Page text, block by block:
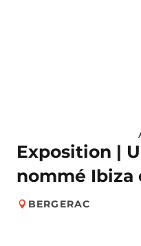
Exposition |
nommé Ibiza
BERGERAC